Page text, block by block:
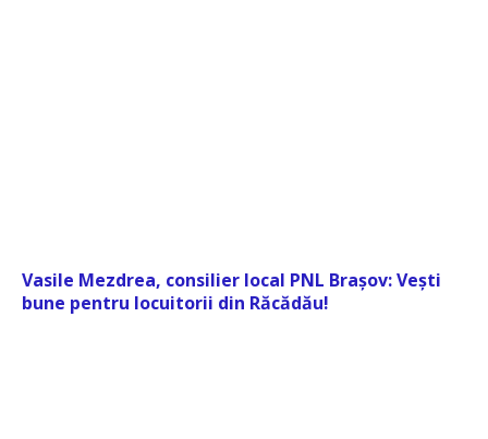
Vasile Mezdrea, consilier local PNL Brașov: Vești
bune pentru locuitorii din Răcădău!